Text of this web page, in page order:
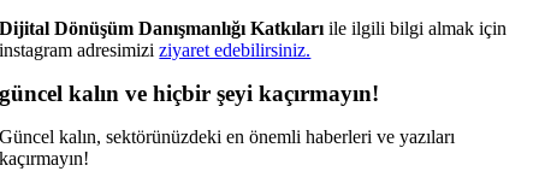
Dijital Dönüşüm Danışmanlığı Katkılarıile ilgili bilgi almak için
instagram adresimiziziyaret edebilirsiniz.
güncel kalın ve hiçbir şeyi kaçırmayın!
Güncel kalın, sektörünüzdeki en önemli haberleri ve yazıları
kaçırmayın!